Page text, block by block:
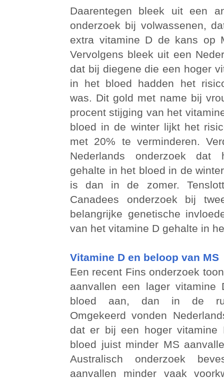
Daarentegen bleek uit een
onderzoek bij volwassenen,
extra vitamine D de kans op
Vervolgens bleek uit een
dat bij diegene die een hoger
in het bloed hadden het
was. Dit gold met name bij
procent stijging van het
bloed in de winter lijkt het
met 20% te verminderen.
Nederlands onderzoek dat
gehalte in het bloed in de
is dan in de zomer.
Canadees onderzoek bij
belangrijke genetische
van het vitamine D gehalte in
Vitamine D en beloop van MS
Een recent Fins onderzoek
aanvallen een lager vitamine
bloed aan, dan in de
Omgekeerd vonden
dat er bij een hoger vitamine
bloed juist minder MS
Australisch onderzoek
aanvallen minder vaak